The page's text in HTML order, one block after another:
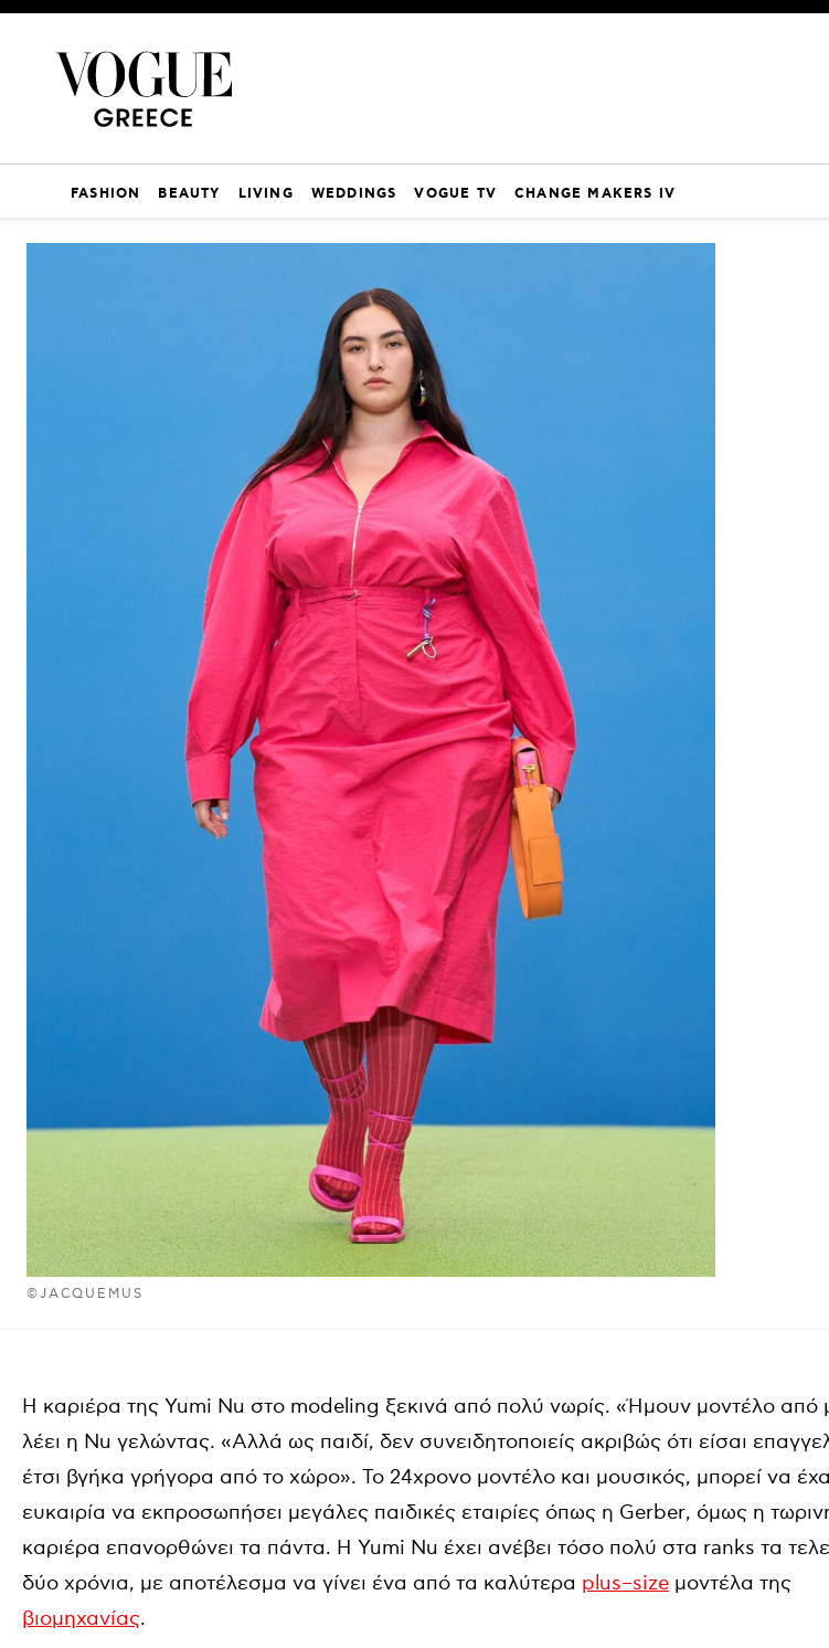
FASHION BEAUTY LIVING WEDDINGS VOGUE TV CHANGE MAKERS IV
©JACQUEMUS
Η καριέρα της Yumi Nu στο modeling ξεκινά από πολύ νωρίς. «Ήμουν μοντέλο από
λέει η Nu γελώντας. «Αλλά ως παιδί, δεν συνειδητοποιείς ακριβώς ότι είσαι
έτσι βγήκα γρήγορα από το χώρο». Το 24χρονο μοντέλο και μουσικός, μπορεί να
ευκαιρία να εκπροσωπήσει μεγάλες παιδικές εταιρίες όπως η Gerber, όμως η
καριέρα επανορθώνει τα πάντα. Η Yumi Nu έχει ανέβει τόσο πολύ στα ranks τα
δύο χρόνια, με αποτέλεσμα να γίνει ένα από τα καλύτερα plus–size μοντέλα της
βιομηχανίας.